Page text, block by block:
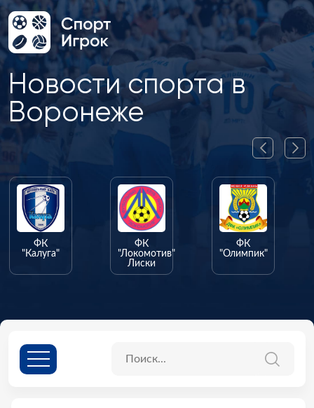
Новости спорта в
Воронеже
ФК
"Калуга"
ФК
"Локомотив"
Лиски
ФК
"Олимпик"